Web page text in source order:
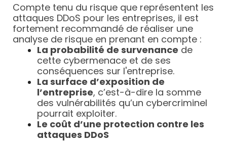
Compte tenu du risque que représentent les
attaques DDoS pour les entreprises, il est
fortement recommandé de réaliser une
analyse de risque en prenant en compte :
La probabilité de survenance de
cette cybermenace et de ses
conséquences sur l'entreprise.
La surface d’exposition de
l’entreprise, c’est-à-dire la somme
des vulnérabilités qu’un cybercriminel
pourrait exploiter.
Le coût d’une protection contre les
attaques DDoS